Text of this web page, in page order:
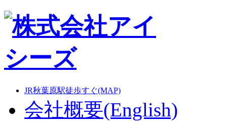
JR秋葉原駅徒歩すぐ(MAP)
会社概要(English)